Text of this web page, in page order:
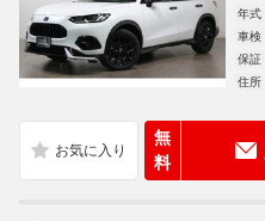
年式
車検
保証
住所
無
料